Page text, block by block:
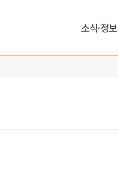
소식·정보